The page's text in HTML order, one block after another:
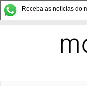
Receba as notícias do